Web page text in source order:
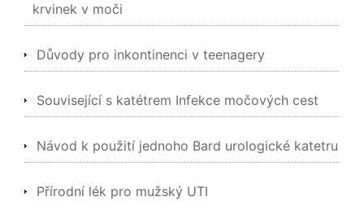
krvinek v moči
Důvody pro inkontinenci v teenagery
Související s katétrem Infekce močových cest
Návod k použití jednoho Bard urologické katetru
Přírodní lék pro mužský UTI